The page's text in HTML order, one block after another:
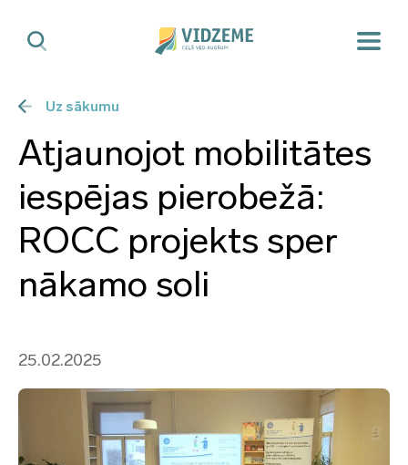
Uz sākumu
Atjaunojot mobilitātes
iespējas pierobežā:
ROCC projekts sper
nākamo soli
25.02.2025